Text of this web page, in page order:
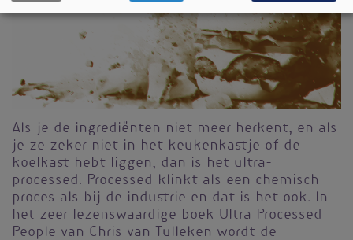
Als je de ingrediënten niet meer herkent, en als
je ze zeker niet in het keukenkastje of de
koelkast hebt liggen, dan is het ultra-
processed. Processed klinkt als een chemisch
proces als bij de industrie en dat is het ook. In
het zeer lezenswaardige boek Ultra Processed
People van Chris van Tulleken wordt de